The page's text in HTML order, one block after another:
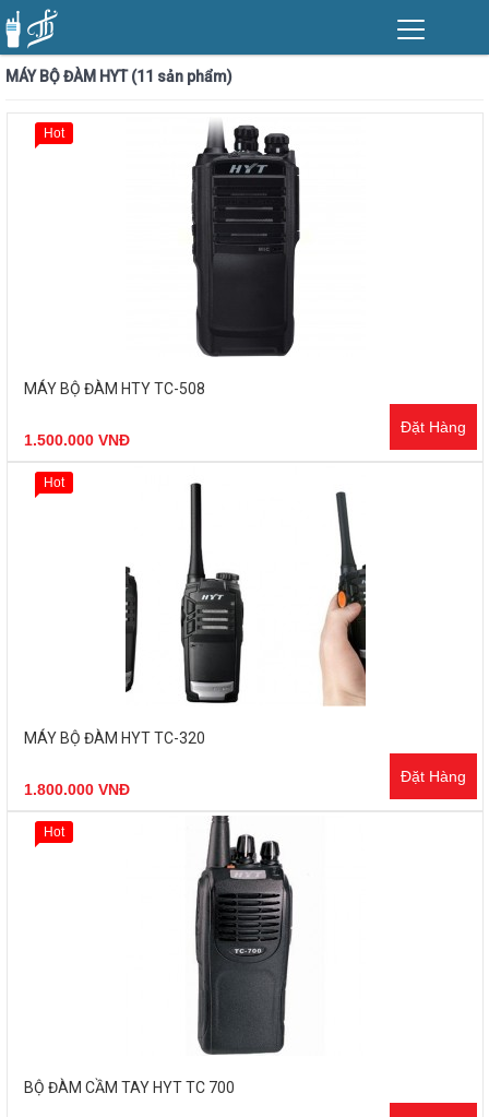
MÁY BỘ ĐÀM HYT (11 sản phẩm)
MÁY BỘ ĐÀM HTY TC-508
1.500.000 VNĐ
Đặt Hàng
Hot
MÁY BỘ ĐÀM HYT TC-320
1.800.000 VNĐ
Đặt Hàng
Hot
BỘ ĐÀM CẦM TAY HYT TC 700
Hot